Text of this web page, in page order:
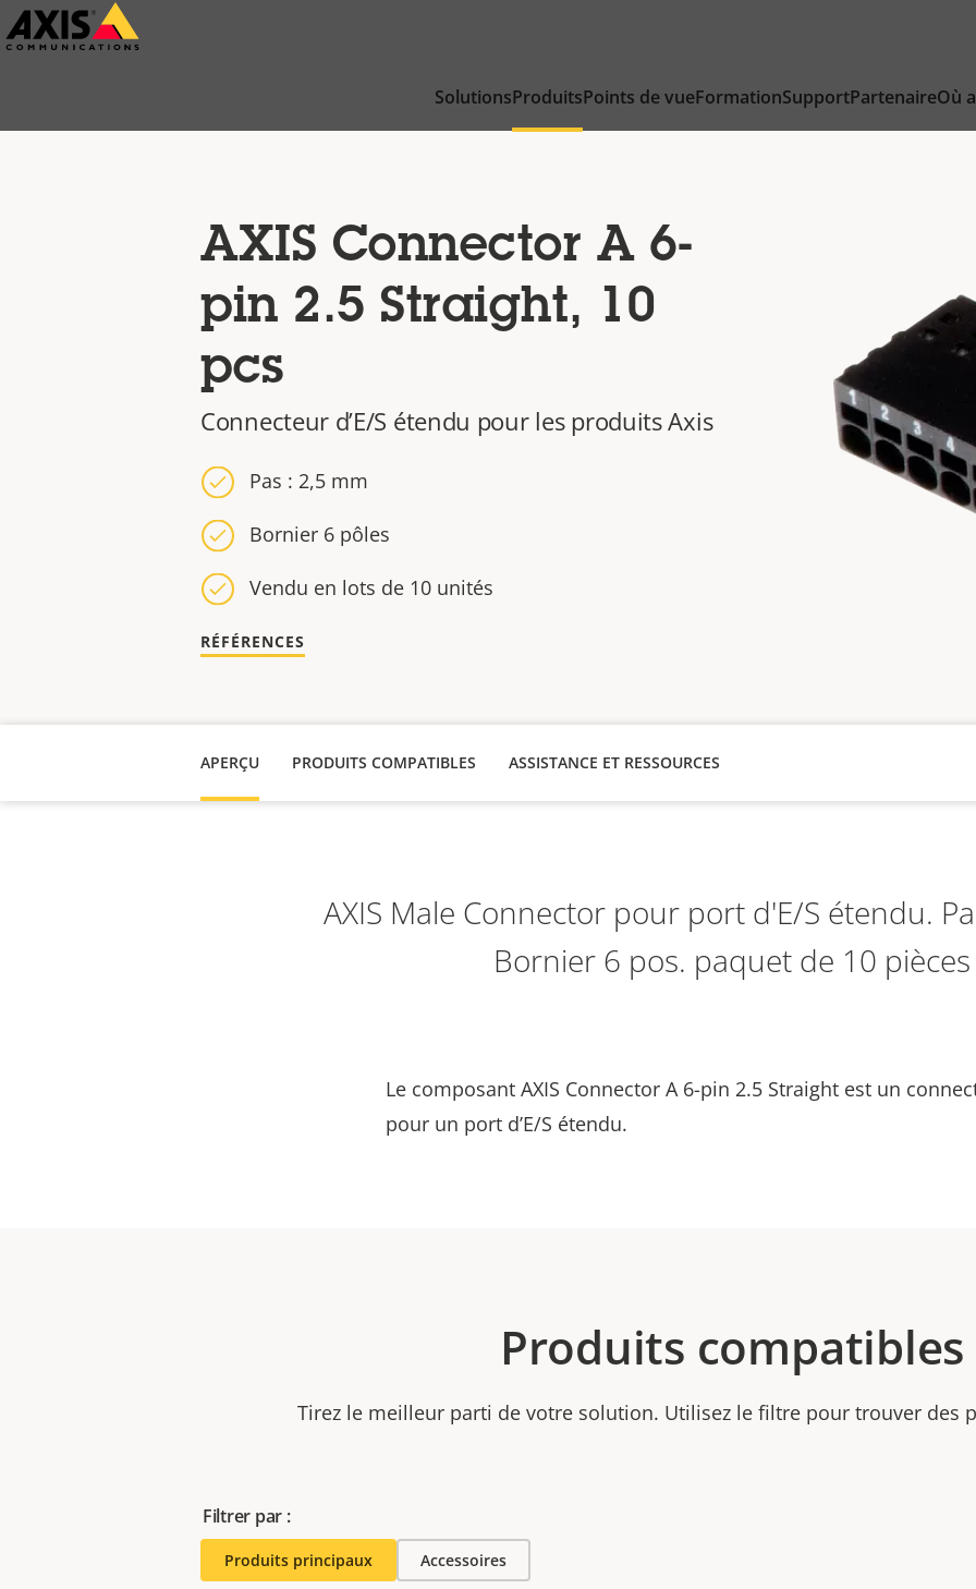
Passer
au
SolutionsProduitsPoints de vueFormationSupportPartenaireOù
AXIS Connector A 6-
pin 2.5 Straight, 10
pcs
Connecteur d’E/S étendu pour les produits Axis
Pas : 2,5 mm
Bornier 6 pôles
Vendu en lots de 10 unités
RÉFÉRENCES
APERÇU PRODUITS COMPATIBLES ASSISTANCE ET RESSOURCES
AXIS Male Connector pour port d'E/S étendu.
Bornier 6 pos. paquet de 10 pièces
Le composant AXIS Connector A 6-pin 2.5 Straight est un
pour un port d’E/S étendu.
Produits compatibles
Tirez le meilleur parti de votre solution. Utilisez le filtre pour trouver des
Filtrer par :
Produits principaux Accessoires